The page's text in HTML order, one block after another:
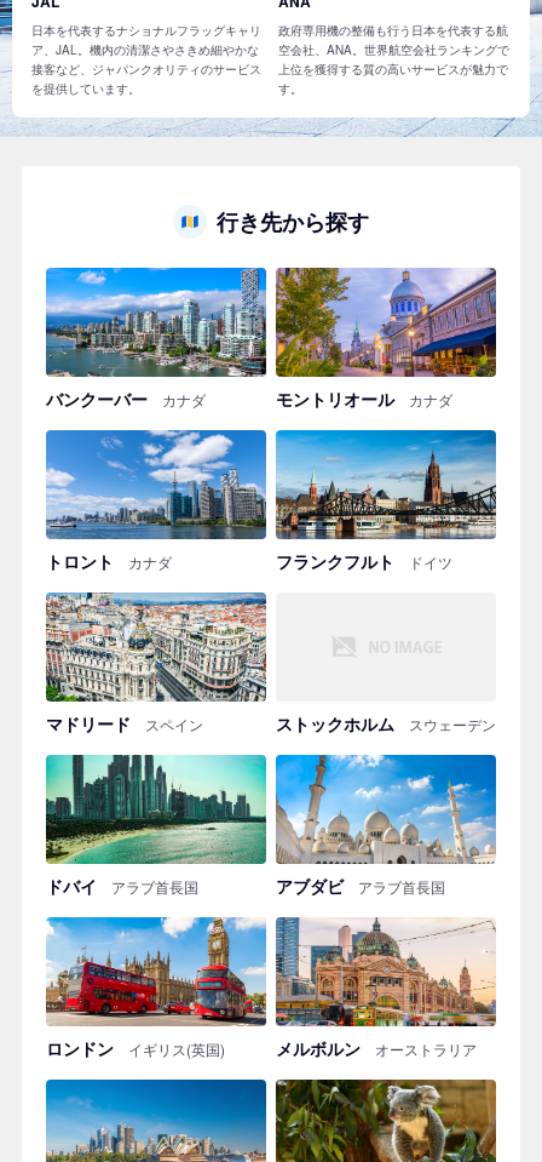
日本を代表するナショナルフラッグキャリ
ア、JAL。機内の清潔さやさきめ細やかな
接客など、ジャパンクオリティのサービス
を提供しています。
政府専用機の整備も行う日本を代表する航
空会社、ANA。世界航空会社ランキングで
上位を獲得する質の高いサービスが魅力で
す。
行き先から探す
バンクーバー カナダ モントリオール カナダ
トロント カナダ フランクフルト ドイツ
マドリード スペイン ストックホルム スウェーデン
ドバイ アラブ首長国 アブダビ アラブ首長国
ロンドン イギリス(英国) メルボルン オーストラリア